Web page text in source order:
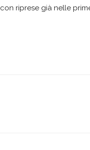
riprese già nelle